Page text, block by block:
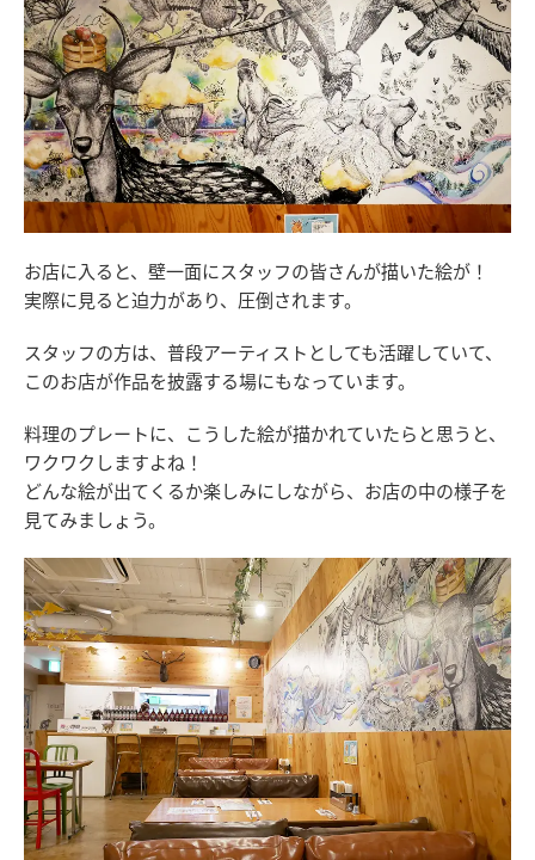
お店に入ると、壁一面にスタッフの皆さんが描いた絵が！
実際に見ると迫力があり、圧倒されます。
スタッフの方は、普段アーティストとしても活躍していて、
このお店が作品を披露する場にもなっています。
料理のプレートに、こうした絵が描かれていたらと思うと、
ワクワクしますよね！
どんな絵が出てくるか楽しみにしながら、お店の中の様子を
見てみましょう。